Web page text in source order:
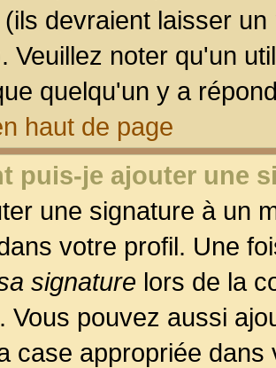
devraient laisser
Veuillez noter qu'un
quelqu'un y a
haut de page
puis-je ajouter une
une signature à un
votre profil. Une
signature lors de la
Vous pouvez aussi
case appropriée